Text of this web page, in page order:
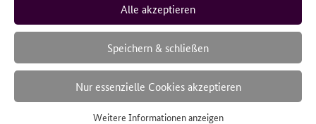
Markus
Alle akzeptieren
Speichern & schließen
Nur essenzielle Cookies akzeptieren
Weitere Informationen anzeigen